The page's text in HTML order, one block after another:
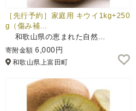
［先行予約］家庭用 キウイ1kg+250
g（傷み補…
和歌山県の恵まれた自然…
寄附金額 6,000円
和歌山県上富田町